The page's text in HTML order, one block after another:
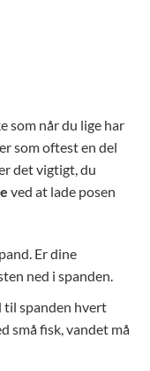
som når du lige har
som oftest en del
det vigtigt, du
ved at lade posen
Er dine
ned i spanden.
spanden hvert
små fisk, vandet må